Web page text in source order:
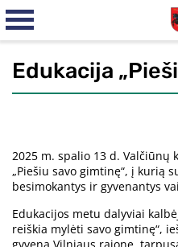
Edukacija
2025 m. spalio 13 d. Valčiūnų
„Piešiu savo gimtinę“, į kurią
besimokantys ir gyvenantys
Edukacijos metu dalyviai
reiškia mylėti savo gimtinę“,